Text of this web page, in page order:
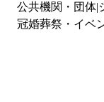
公共機関・団体
冠婚葬祭・イベ